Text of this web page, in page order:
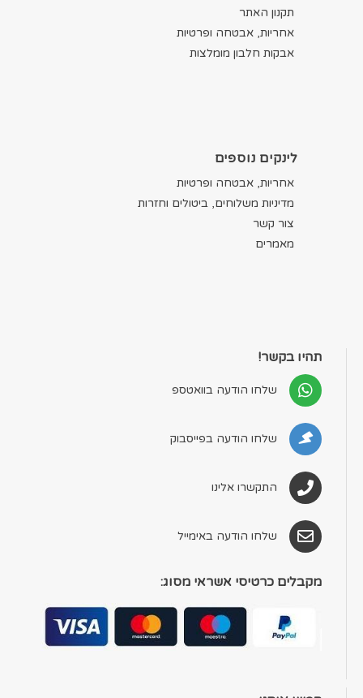
תקנון האתר
אחריות, אבטחה ופרטיות
אבקות חלבון מומלצות
לינקים נוספים
אחריות, אבטחה ופרטיות
מדיניות משלוחים, ביטולים וחזרות
צור קשר
מאמרים
תהיו בקשר!
שלחו הודעה בוואטספ
שלחו הודעה בפייסבוק
התקשרו אלינו
שלחו הודעה באימייל
מקבלים כרטיסי אשראי מסוג: